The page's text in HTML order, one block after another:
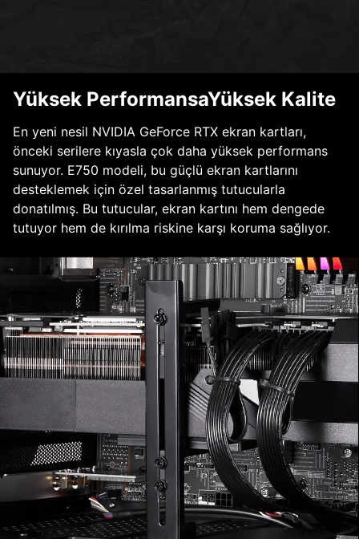
Yüksek PerformansaYüksek Kalite
En yeni nesil NVIDIA GeForce RTX ekran kartları,
önceki serilere kıyasla çok daha yüksek performans
sunuyor. E750 modeli, bu güçlü ekran kartlarını
desteklemek için özel tasarlanmış tutucularla
donatılmış. Bu tutucular, ekran kartını hem dengede
tutuyor hem de kırılma riskine karşı koruma sağlıyor.